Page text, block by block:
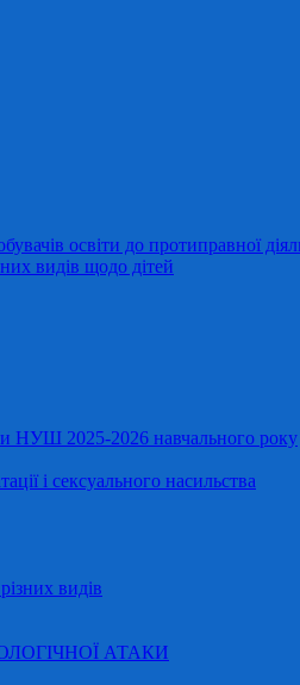
освіти до протиправної
видів щодо дітей
НУШ 2025-2026 навчального року
і сексуального насильства
видів
АТАКИ